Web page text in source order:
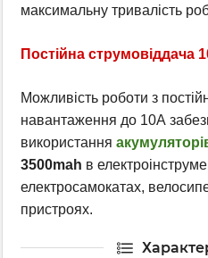
максимальну тривалість
Постійна струмовіддача
Можливість роботи з
навантаження до 10А
використання
3500mah в
електросамокатах,
пристроях.